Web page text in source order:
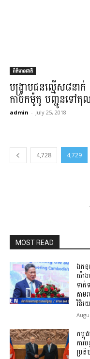
ព័ត៌មានជាតិ
បង្ក្រាប​ជនល្មើស​៨​ន
កាច់ក​ម៉ូតូ បញ្ជូនទៅ​តុល
admin - July 25, 2018
4,728 4,729
MOST READ
ឯកឧ
យ៉ាង
ទាក់
តាម
វិនិ
កម្ពុ
ការ
ប្រ